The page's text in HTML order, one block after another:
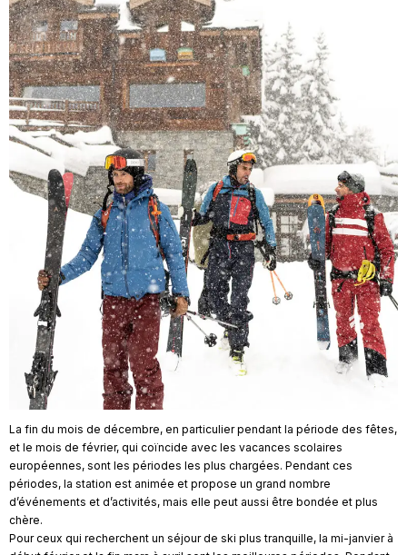
La fin du mois de décembre, en particulier pendant la période des fêtes,
et le mois de février, qui coïncide avec les vacances scolaires
européennes, sont les périodes les plus chargées. Pendant ces
périodes, la station est animée et propose un grand nombre
d’événements et d’activités, mais elle peut aussi être bondée et plus
chère.
Pour ceux qui recherchent un séjour de ski plus tranquille, la mi-janvier à